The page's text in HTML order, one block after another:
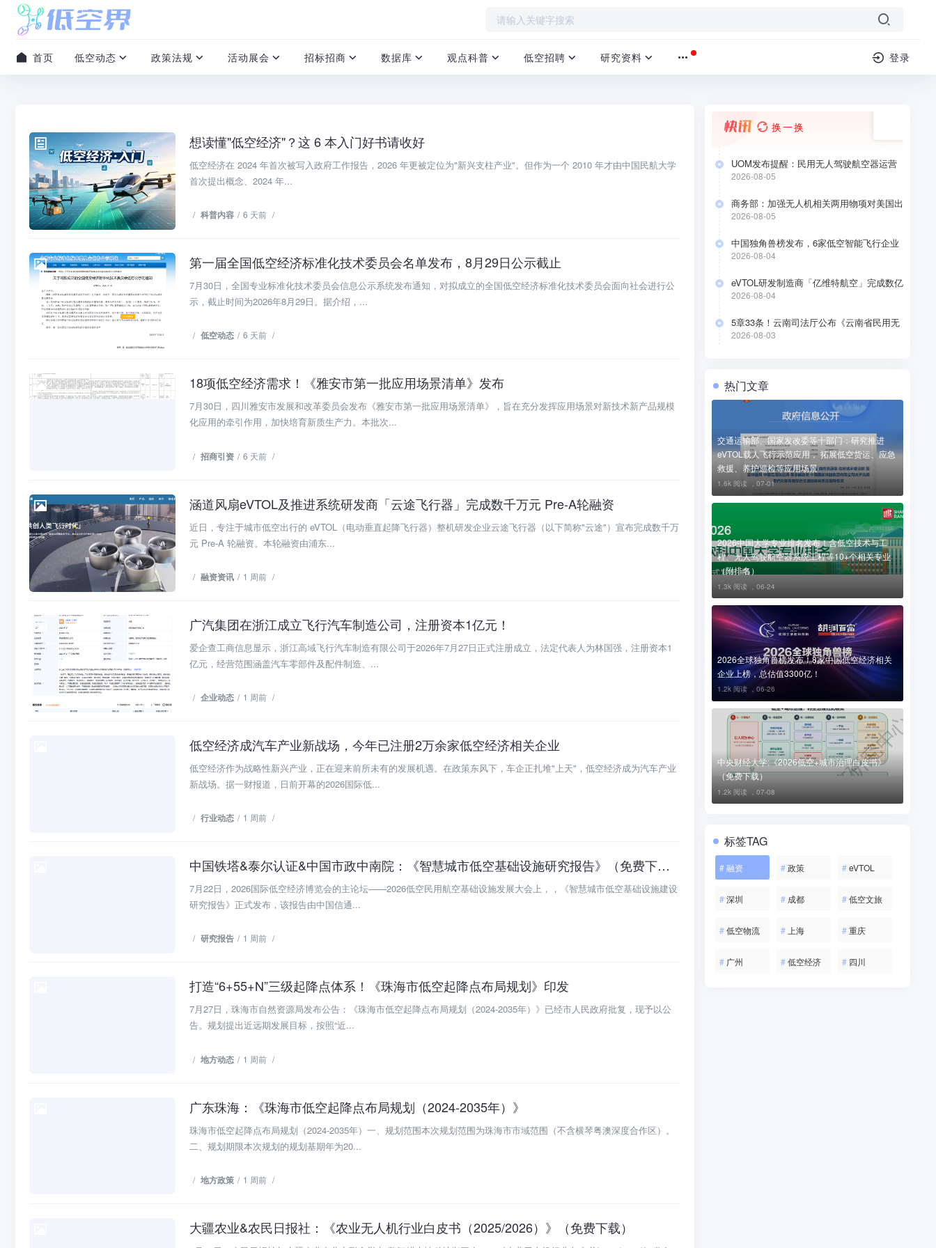
首页 低空动态 政策法规 活动展会 招标招商 数据库 观点科普 低空招聘 研究资料 登录
科普内容
想读懂"低空经济"？这 6 本入门好书请收好
低空经济在 2024 年首次被写入政府工作报告，2026 年更被定位为"新兴支柱产业"。但作为一个 2010 年才由中国民航大学
首次提出概念、2024 年...
/ 科普内容 / 6 天前 /
低空动态
第一届全国低空经济标准化技术委员会名单发布，8月29日公示截止
7月30日，全国专业标准化技术委员会信息公示系统发布通知，对拟成立的全国低空经济标准化技术委员会面向社会进行公
示，截止时间为2026年8月29日。据介绍，...
/ 低空动态 / 6 天前 /
招商引资
18项低空经济需求！《雅安市第一批应用场景清单》发布
7月30日，四川雅安市发展和改革委员会发布《雅安市第一批应用场景清单》，旨在充分发挥应用场景对新技术新产品规模
化应用的牵引作用，加快培育新质生产力。本批次...
/ 招商引资 / 6 天前 /
融资资讯
涵道风扇eVTOL及推进系统研发商「云途飞行器」完成数千万元 Pre-A轮融资
近日，专注于城市低空出行的 eVTOL（电动垂直起降飞行器）整机研发企业云途飞行器（以下简称"云途"）宣布完成数千万
元 Pre-A 轮融资。本轮融资由浦东...
/ 融资资讯 / 1 周前 /
企业动态
广汽集团在浙江成立飞行汽车制造公司，注册资本1亿元！
爱企查工商信息显示，浙江高域飞行汽车制造有限公司于2026年7月27日正式注册成立，法定代表人为林国强，注册资本1
亿元，经营范围涵盖汽车零部件及配件制造、...
/ 企业动态 / 1 周前 /
行业动态
低空经济成汽车产业新战场，今年已注册2万余家低空经济相关企业
低空经济作为战略性新兴产业，正在迎来前所未有的发展机遇。在政策东风下，车企正扎堆"上天"，低空经济成为汽车产业
新战场。据一财报道，日前开幕的2026国际低...
/ 行业动态 / 1 周前 /
研究报告 中国铁塔&泰尔认证&中国市政中南院：《智慧城市低空基础设施研究报告》（免费下载）
7月22日，2026国际低空经济博览会的主论坛——2026低空民用航空基础设施发展大会上，，《智慧城市低空基础设施建设
研究报告》正式发布，该报告由中国信通...
/ 研究报告 / 1 周前 /
地方动态
打造“6+55+N”三级起降点体系！《珠海市低空起降点布局规划》印发
7月27日，珠海市自然资源局发布公告：《珠海市低空起降点布局规划（2024-2035年）》已经市人民政府批复，现予以公
告。规划提出近远期发展目标，按照“近...
/ 地方动态 / 1 周前 /
地方政策
广东珠海：《珠海市低空起降点布局规划（2024-2035年）》
珠海市低空起降点布局规划（2024-2035年）一、规划范围本次规划范围为珠海市市域范围（不含横琴粤澳深度合作区）。
二、规划期限本次规划的规划基期年为20...
/ 地方政策 / 1 周前 /
研究报告
大疆农业&农民日报社：《农业无人机行业白皮书（2025/2026）》（免费下载）
换一换
UOM发布提醒：民用无人驾驶航空器运营
合格证持有人于2026年8月10日前要完成低
2026-08-05
商务部：加强无人机相关两用物项对美国出
口管制
2026-08-05
中国独角兽榜发布，6家低空智能飞行企业
上榜
2026-08-04
eVTOL研发制造商「亿维特航空」完成数亿
元A+轮融资
2026-08-04
5章33条！云南司法厅公布《云南省民用无
人驾驶航空器公共管理办法（草案）》（附
2026-08-03
热门文章
交通运输部、国家发改委等十部门：研究推进
eVTOL载人飞行示范应用， 拓展低空货运、应急
救援、养护巡检等应用场景
1.6k 阅读 ， 07-01
2026中国大学专业排名发布！含低空技术与工
程、无人驾驶航空器系统工程等10+个相关专业
（附排名）
1.3k 阅读 ， 06-24
2026全球独角兽榜发布！8家中国低空经济相关
企业上榜，总估值3300亿！
1.2k 阅读 ， 06-26
中央财经大学:《2026低空+城市治理白皮书》
（免费下载）
1.2k 阅读 ， 07-08
标签TAG
#融资 #政策 #eVTOL
#深圳 # 成都 #低空文旅
#低空物流 # 上海 #重庆
# 广州 #低空经济 # 四川